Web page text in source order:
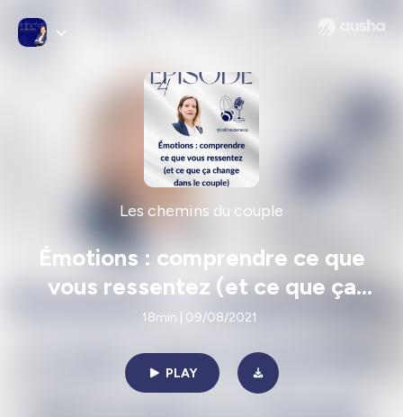
Les chemins du couple
Émotions : comprendre ce que
vous ressentez (et ce que ça
change dans le couple)
18min | 09/08/2021
PLAY